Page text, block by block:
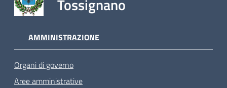
Tossignano
AMMINISTRAZIONE
Organi di governo
Aree amministrative